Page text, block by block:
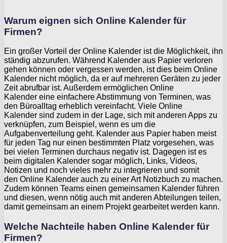
Warum eignen sich Online Kalender für
Firmen?
Ein großer Vorteil der Online Kalender ist die Möglichkeit, ihn
ständig abzurufen. Während Kalender aus Papier verloren
gehen können oder vergessen werden, ist dies beim Online
Kalender nicht möglich, da er auf mehreren Geräten zu jeder
Zeit abrufbar ist. Außerdem ermöglichen Online
Kalender eine einfachere Abstimmung von Terminen, was
den Büroalltag erheblich vereinfacht. Viele Online
Kalender sind zudem in der Lage, sich mit anderen Apps zu
verknüpfen, zum Beispiel, wenn es um die
Aufgabenverteilung geht. Kalender aus Papier haben meist
für jeden Tag nur einen bestimmten Platz vorgesehen, was
bei vielen Terminen durchaus negativ ist. Dagegen ist es
beim digitalen Kalender sogar möglich, Links, Videos,
Notizen und noch vieles mehr zu integrieren und somit
den Online Kalender auch zu einer Art Notizbuch zu machen.
Zudem können Teams einen gemeinsamen Kalender führen
und diesen, wenn nötig auch mit anderen Abteilungen teilen,
damit gemeinsam an einem Projekt gearbeitet werden kann.
Welche Nachteile haben Online Kalender für
Firmen?